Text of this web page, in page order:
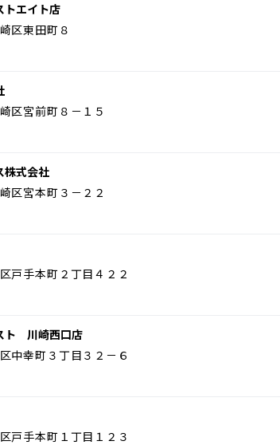
トエイト店
区東田町８
区宮前町８－１５
株式会社
区宮本町３－２２
戸手本町２丁目４２２
ト 川崎西口店
中幸町３丁目３２－６
戸手本町１丁目１２３